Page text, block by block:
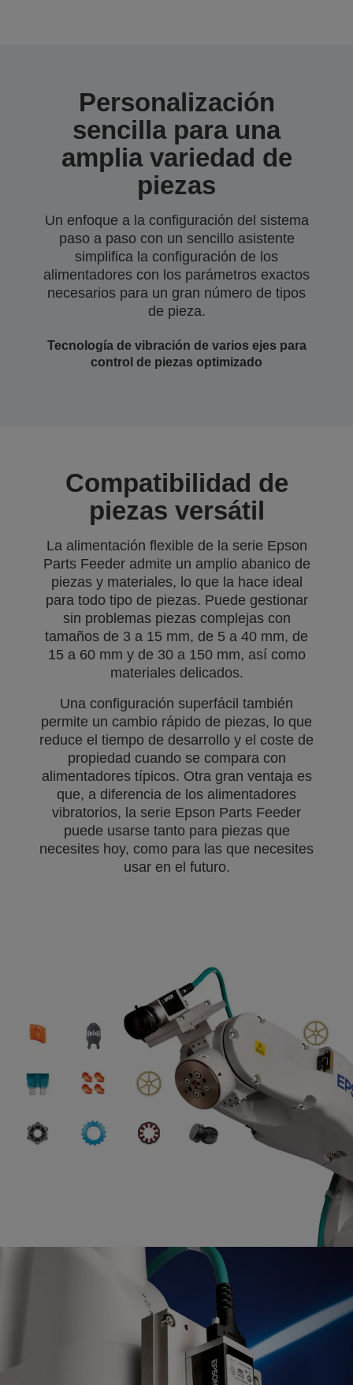
Personalización
sencilla para una
amplia variedad de
piezas
Un enfoque a la configuración del sistema
paso a paso con un sencillo asistente
simplifica la configuración de los
alimentadores con los parámetros exactos
necesarios para un gran número de tipos
de pieza.
Tecnología de vibración de varios ejes para
control de piezas optimizado
Compatibilidad de
piezas versátil
La alimentación flexible de la serie Epson
Parts Feeder admite un amplio abanico de
piezas y materiales, lo que la hace ideal
para todo tipo de piezas. Puede gestionar
sin problemas piezas complejas con
tamaños de 3 a 15 mm, de 5 a 40 mm, de
15 a 60 mm y de 30 a 150 mm, así como
materiales delicados.
Una configuración superfácil también
permite un cambio rápido de piezas, lo que
reduce el tiempo de desarrollo y el coste de
propiedad cuando se compara con
alimentadores típicos. Otra gran ventaja es
que, a diferencia de los alimentadores
vibratorios, la serie Epson Parts Feeder
puede usarse tanto para piezas que
necesites hoy, como para las que necesites
usar en el futuro.